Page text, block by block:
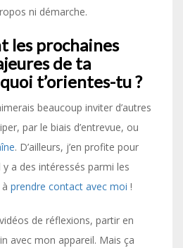
ni démarche.
les prochaines
de ta
t’orientes-tu ?
beaucoup inviter d’autres
par le biais d’entrevue, ou
. D’ailleurs, j’en profite pour
a des intéressés parmi les
prendre contact avec moi !
de réflexions, partir en
avec mon appareil. Mais ça